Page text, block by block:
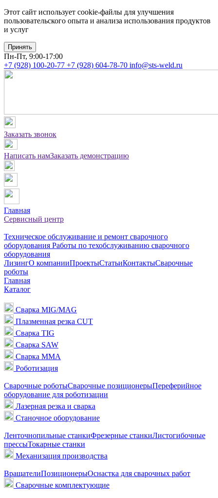
Этот сайт использует cookie-файлы для улучшения
пользовательского опыта и анализа использования продуктов
и услуг
Принять
Пн-Пт, 9:00-17:00
+7 (928) 100-20-77 +7 (928) 604-78-70 info@sts-weld.ru
Заказать звонок
Написать намЗаказать демонстрацию
Главная
Сервисный центр
Техническое обслуживание и ремонт сварочного
оборудования Работы по техобслуживанию сварочного
оборудования
ЛизингО компанииПроектыСтатьиКонтактыСварочные
роботы
Главная
Каталог
Сварка MIG/MAG
Плазменная резка CUT
Сварка TIG
Сварка SAW
Сварка MMA
Роботизация
Сварочные роботыСварочные позиционерыПереферийное
оборудование для роботизации
Лазерная резка и сварка
Станочное оборудование
Ленточнопильные станкиФрезерные станкиЛистогибочные
прессыТокарные станки
Механизация производства
ВращателиПозиционерыОснастка для сварочных работ
Сварочные комплектующие